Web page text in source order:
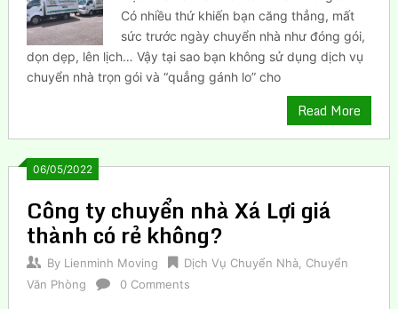
Có nhiều thứ khiến bạn căng thẳng, mất
sức trước ngày chuyển nhà như đóng gói,
dọn dẹp, lên lịch… Vậy tại sao bạn không sử dụng dịch vụ
chuyển nhà trọn gói và “quẳng gánh lo” cho
Read More
06/05/2022
Công ty chuyển nhà Xá Lợi giá
thành có rẻ không?
By Lienminh Moving Dịch Vụ Chuyển Nhà, Chuyển
Văn Phòng
0 Comments